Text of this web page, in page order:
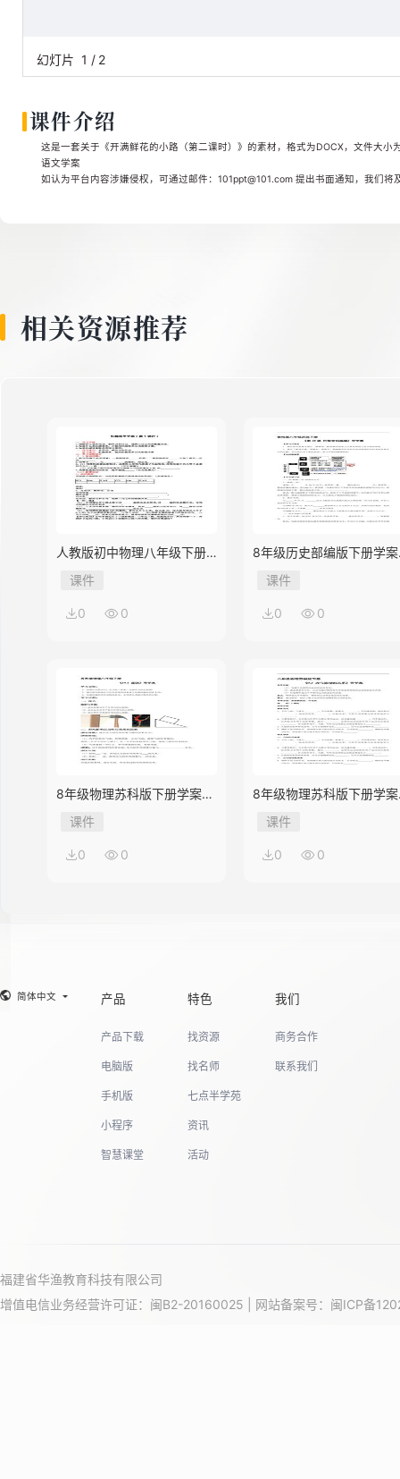
幻灯片 1 / 2
课件介绍
这是一套关于《开满鲜花的小路（第二课时）》的素材，格式为DOCX，文件大小
语文学案
如认为平台内容涉嫌侵权，可通过邮件：101ppt@101.com 提出书面通知，我们将
相关资源推荐
人教版初中物理八年级下册
第3节 机械效率
课件
0 0
8年级历史部编版下册学案
《第18课 科技文化成就》
课件
0 0
8年级物理苏科版下册学案
《10.1 压强》
课件
0 0
8年级物理苏科版下册学案
《9.3 力与运动的关系》
课件
0 0
简体中文 产品
产品下载
电脑版
手机版
小程序
智慧课堂
特色
找资源
找名师
七点半学苑
资讯
活动
我们
商务合作
联系我们
福建省华渔教育科技有限公司
增值电信业务经营许可证：闽B2-20160025 | 网站备案号： 闽ICP备